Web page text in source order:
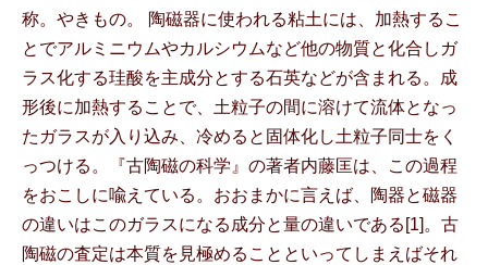
称。やきもの。 陶磁器に使われる粘土には、加熱するこ
とでアルミニウムやカルシウムなど他の物質と化合しガ
ラス化する珪酸を主成分とする石英などが含まれる。成
形後に加熱することで、土粒子の間に溶けて流体となっ
たガラスが入り込み、冷めると固体化し土粒子同士をく
っつける。『古陶磁の科学』の著者内藤匡は、この過程
をおこしに喩えている。おおまかに言えば、陶器と磁器
の違いはこのガラスになる成分と量の違いである[1]。古
陶磁の査定は本質を見極めることといってしまえばそれ